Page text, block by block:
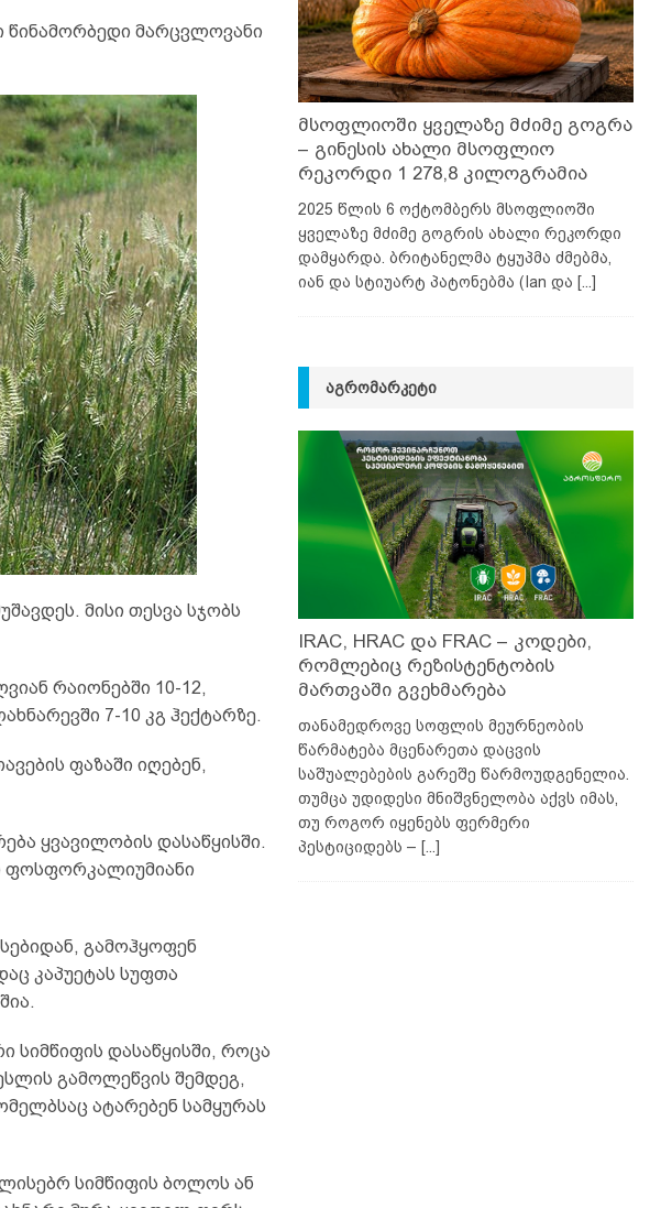
წინამორბედი მარცვლოვანი
მისი თესვა სჯობს
რაიონებში 10-12,
7-10 კგ ჰექტარზე.
ფაზაში იღებენ,
ყვავილობის დასაწყისში.
ფოსფორკალიუმიანი
გამოჰყოფენ
კაპუეტას სუფთა
სიმწიფის დასაწყისში, როცა
გამოლეწვის შემდეგ,
ატარებენ სამყურას
სიმწიფის ბოლოს ან
მსოფლიოში ყველაზე მძიმე გოგრა
– გინესის ახალი მსოფლიო
რეკორდი 1 278,8 კილოგრამია
2025 წლის 6 ოქტომბერს მსოფლიოში
ყველაზე მძიმე გოგრის ახალი რეკორდი
დამყარდა. ბრიტანელმა ტყუპმა ძმებმა,
იან და სტიუარტ პატონებმა (Ian და [...]
ᲐᲒᲠᲝᲛᲐᲠᲙᲔᲢᲘ
IRAC, HRAC და FRAC – კოდები,
რომლებიც რეზისტენტობის
მართვაში გვეხმარება
თანამედროვე სოფლის მეურნეობის
წარმატება მცენარეთა დაცვის
საშუალებების გარეშე წარმოუდგენელია.
თუმცა უდიდესი მნიშვნელობა აქვს იმას,
თუ როგორ იყენებს ფერმერი
პესტიციდებს – [...]